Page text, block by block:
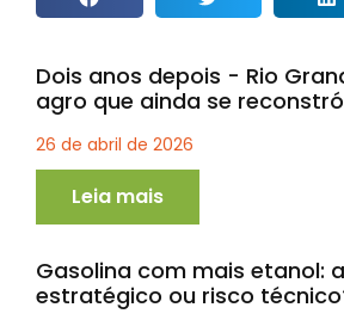
Dois anos depois - Rio
agro que ainda se
26 de abril de 2026
Leia mais
Gasolina com mais etanol:
estratégico ou risco